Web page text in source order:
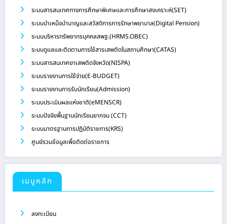
ระบบสารสนเทศทางการศึกษาพิเศษและการศึกษาสงเคราะห์(SET)
ระบบบำเหน็จบำนาญและสวัสดิการการรักษาพยาบาล(Digital Pension)
ระบบบริหารทรัพยากรบุคคลสพฐ.(HRMS.OBEC)
ระบบดูแลและติดตามการใช้สารเสพติดในสถานศึกษา(CATAS)
ระบบสารสนเทศยาเสพติดจังหวัด(NISPA)
ระบบรายงานการใช้จ่าย(E-BUDGET)
ระบบรายงานการรับนักเรียน(Admission)
ระบบประเมินผลแห่งชาติ(eMENSCR)
ระบบปัจจัยพื้นฐานนักเรียนยากจน (CCT)
ระบบมาตรฐานการปฏิบัติราชการ(KRS)
ศูนย์รวมข้อมูลเพื่อติดต่อราชการ
เมนูหลัก
ลงทะเบียน